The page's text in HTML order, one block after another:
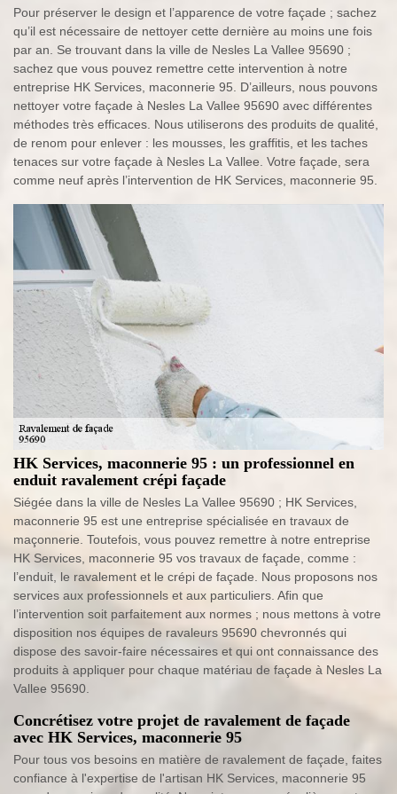
Pour préserver le design et l’apparence de votre façade ; sachez
qu’il est nécessaire de nettoyer cette dernière au moins une fois
par an. Se trouvant dans la ville de Nesles La Vallee 95690 ;
sachez que vous pouvez remettre cette intervention à notre
entreprise HK Services, maconnerie 95. D’ailleurs, nous pouvons
nettoyer votre façade à Nesles La Vallee 95690 avec différentes
méthodes très efficaces. Nous utiliserons des produits de qualité,
de renom pour enlever : les mousses, les graffitis, et les taches
tenaces sur votre façade à Nesles La Vallee. Votre façade, sera
comme neuf après l’intervention de HK Services, maconnerie 95.
HK Services, maconnerie 95 : un professionnel en
enduit ravalement crépi façade
Siégée dans la ville de Nesles La Vallee 95690 ; HK Services,
maconnerie 95 est une entreprise spécialisée en travaux de
maçonnerie. Toutefois, vous pouvez remettre à notre entreprise
HK Services, maconnerie 95 vos travaux de façade, comme :
l’enduit, le ravalement et le crépi de façade. Nous proposons nos
services aux professionnels et aux particuliers. Afin que
l’intervention soit parfaitement aux normes ; nous mettons à votre
disposition nos équipes de ravaleurs 95690 chevronnés qui
dispose des savoir-faire nécessaires et qui ont connaissance des
produits à appliquer pour chaque matériau de façade à Nesles La
Vallee 95690.
Concrétisez votre projet de ravalement de façade
avec HK Services, maconnerie 95
Pour tous vos besoins en matière de ravalement de façade, faites
confiance à l'expertise de l'artisan HK Services, maconnerie 95